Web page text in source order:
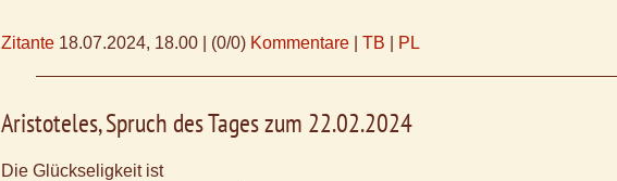
Zitante 18.07.2024, 18.00 (0/0) Kommentare TB PL
Aristoteles, Spruch des Tages zum 22.02.2024
Die Glückseligkeit ist